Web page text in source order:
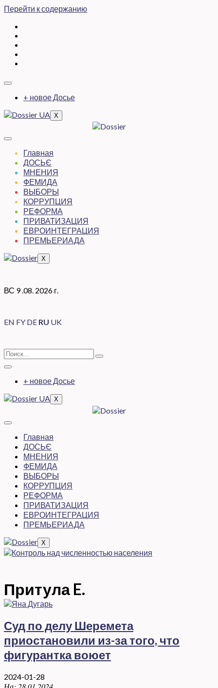
Перейти к содержанию
+ новое Досье
X
Главная
ДОСЬЄ
МНЕНИЯ
ФЕМИДА
ВЫБОРЫ
КОРРУПЦИЯ
РЕФОРМА
ПРИВАТИЗАЦИЯ
ЕВРОИНТЕГРАЦИЯ
ПРЕМЬЕРИАДА
X
ВС 9 .08. 2026 г.
EN FY DE RU UK
+ новое Досье
X
Главная
ДОСЬЄ
МНЕНИЯ
ФЕМИДА
ВЫБОРЫ
КОРРУПЦИЯ
РЕФОРМА
ПРИВАТИЗАЦИЯ
ЕВРОИНТЕГРАЦИЯ
ПРЕМЬЕРИАДА
X
Притула E.
Суд по делу Шеремета
приостановили из-за того, что
фигурантка воюет
2024-01-28